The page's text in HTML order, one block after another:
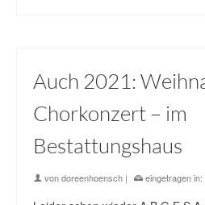
Auch 2021:
Chorkonzert – im
Bestattungshaus
vondoreenhoensch | eingetragen in: